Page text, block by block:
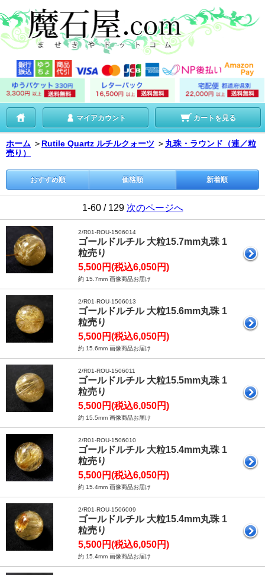
マイアカウント カートを見る
ホーム ＞ Rutile Quartz ルチルクォーツ ＞ 丸珠・ラウンド（連／粒
売り）
おすすめ順 価格順 新着順
1-60 / 129 次のページへ
2/R01-ROU-1506014
ゴールドルチル 大粒15.7mm丸珠 1
粒売り
5,500円(税込6,050円)
約 15.7mm 画像商品お届け
2/R01-ROU-1506013
ゴールドルチル 大粒15.6mm丸珠 1
粒売り
5,500円(税込6,050円)
約 15.6mm 画像商品お届け
2/R01-ROU-1506011
ゴールドルチル 大粒15.5mm丸珠 1
粒売り
5,500円(税込6,050円)
約 15.5mm 画像商品お届け
2/R01-ROU-1506010
ゴールドルチル 大粒15.4mm丸珠 1
粒売り
5,500円(税込6,050円)
約 15.4mm 画像商品お届け
2/R01-ROU-1506009
ゴールドルチル 大粒15.4mm丸珠 1
粒売り
5,500円(税込6,050円)
約 15.4mm 画像商品お届け